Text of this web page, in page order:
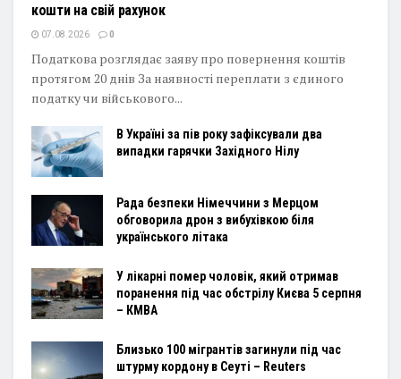
кошти на свій рахунок
07.08.2026 0
Податкова розглядає заяву про повернення коштів
протягом 20 днів За наявності переплати з єдиного
податку чи військового...
В Україні за пів року зафіксували два
випадки гарячки Західного Нілу
Рада безпеки Німеччини з Мерцом
обговорила дрон з вибухівкою біля
українського літака
У лікарні помер чоловік, який отримав
поранення під час обстрілу Києва 5 серпня
– КМВА
Близько 100 мігрантів загинули під час
штурму кордону в Сеуті – Reuters